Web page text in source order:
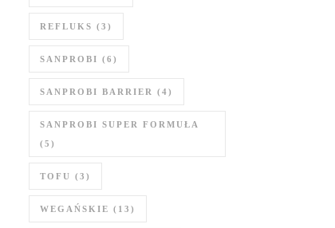
REFLUKS (3)
SANPROBI (6)
SANPROBI BARRIER (4)
SANPROBI SUPER FORMUŁA
(5)
TOFU (3)
WEGAŃSKIE (13)